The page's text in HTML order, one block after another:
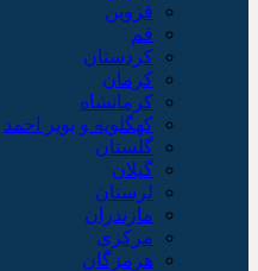
قزوین
قم
کردستان
کرمان
کرمانشاه
کهگلویه و بویر احمد
گلستان
گیلان
لرستان
مازندران
مرکزی
هرمزگان